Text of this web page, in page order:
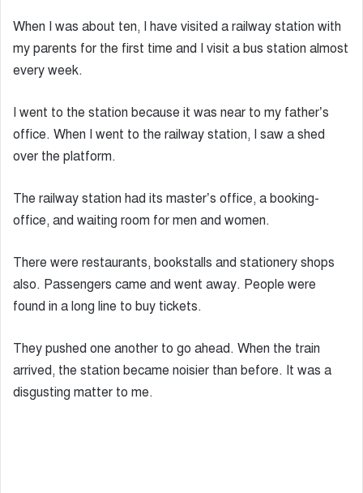
When I was about ten, I have visited a railway station with
my parents for the first time and I visit a bus station almost
every week.
I went to the station because it was near to my father’s
office. When I went to the railway station, I saw a shed
over the platform.
The railway station had its master’s office, a booking-
office, and waiting room for men and women.
There were restaurants, bookstalls and stationery shops
also. Passengers came and went away. People were
found in a long line to buy tickets.
They pushed one another to go ahead. When the train
arrived, the station became noisier than before. It was a
disgusting matter to me.